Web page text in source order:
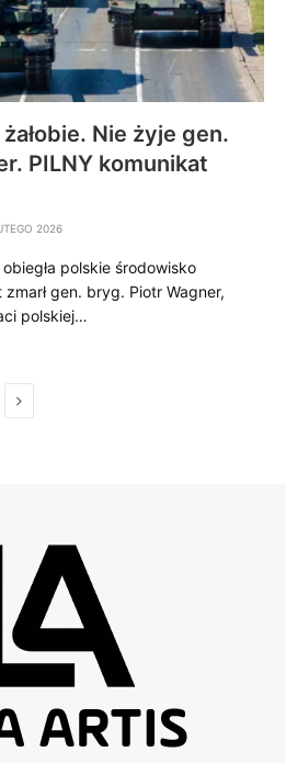
Nie żyje gen.
PILNY komunikat
2026
polskie środowisko
gen. bryg. Piotr Wagner,
polskiej…
Next